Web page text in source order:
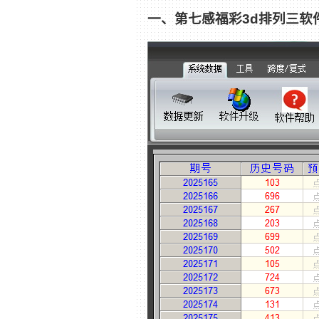
一、第七感福彩3d排列三软